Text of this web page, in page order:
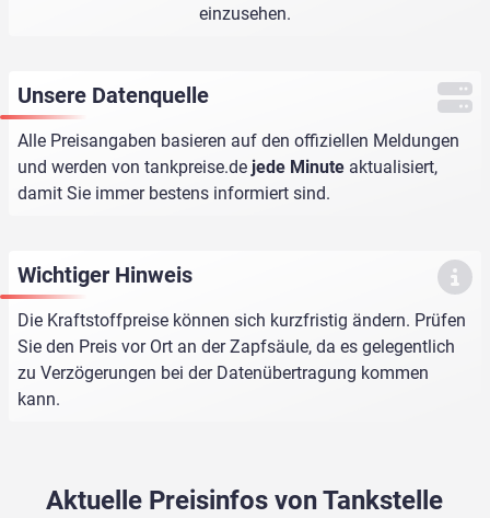
einzusehen.
Unsere Datenquelle
Alle Preisangaben basieren auf den offiziellen Meldungen
und werden von tankpreise.de jede Minute aktualisiert,
damit Sie immer bestens informiert sind.
Wichtiger Hinweis
Die Kraftstoffpreise können sich kurzfristig ändern. Prüfen
Sie den Preis vor Ort an der Zapfsäule, da es gelegentlich
zu Verzögerungen bei der Datenübertragung kommen
kann.
Aktuelle Preisinfos von Tankstelle